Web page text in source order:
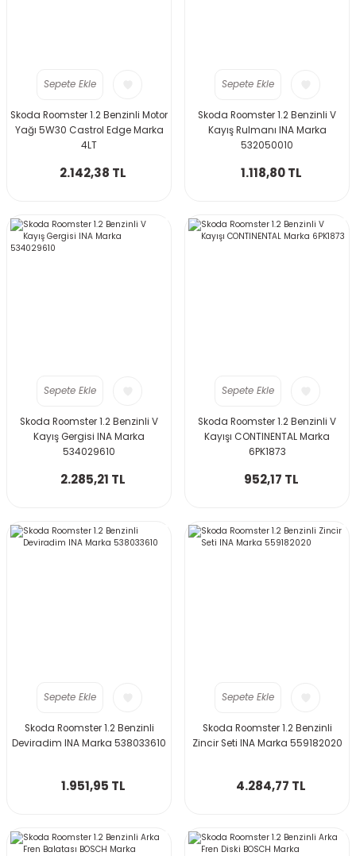
Sepete Ekle
Skoda Roomster 1.2 Benzinli Motor
Yağı 5W30 Castrol Edge Marka
4LT
2.142,38 TL
Sepete Ekle
Skoda Roomster 1.2 Benzinli V
Kayış Rulmanı INA Marka
532050010
1.118,80 TL
Sepete Ekle
Skoda Roomster 1.2 Benzinli V
Kayış Gergisi INA Marka
534029610
2.285,21 TL
Sepete Ekle
Skoda Roomster 1.2 Benzinli V
Kayışı CONTINENTAL Marka
6PK1873
952,17 TL
Sepete Ekle
Skoda Roomster 1.2 Benzinli
Deviradim INA Marka 538033610
1.951,95 TL
Sepete Ekle
Skoda Roomster 1.2 Benzinli
Zincir Seti INA Marka 559182020
4.284,77 TL